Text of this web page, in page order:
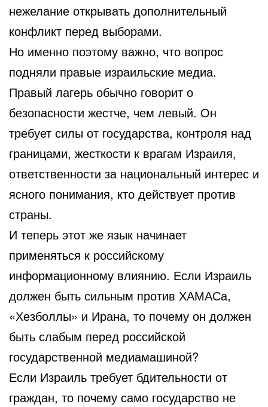
нежелание открывать дополнительный
конфликт перед выборами.
Но именно поэтому важно, что вопрос
подняли правые израильские медиа.
Правый лагерь обычно говорит о
безопасности жестче, чем левый. Он
требует силы от государства, контроля над
границами, жесткости к врагам Израиля,
ответственности за национальный интерес и
ясного понимания, кто действует против
страны.
И теперь этот же язык начинает
применяться к российскому
информационному влиянию. Если Израиль
должен быть сильным против ХАМАСа,
«Хезболлы» и Ирана, то почему он должен
быть слабым перед российской
государственной медиамашиной?
Если Израиль требует бдительности от
граждан, то почему само государство не